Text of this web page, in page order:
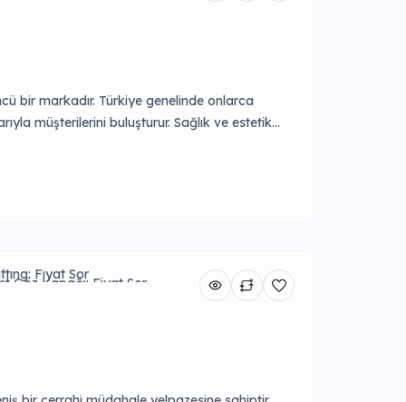
bir markadır. Türkiye genelinde onlarca
müşterilerini buluşturur. Sağlık ve estetik
Fiyat Sor
Göz Kapağı: Fiyat Sor